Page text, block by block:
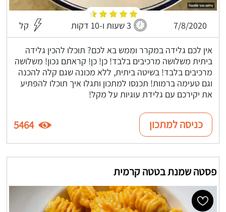
7/8/2020 3 שעות ו-10 דקות קל
אין לכם גלידה במקרר וממש בא לכם? תוכלו להכין גלידה
ביתית משלושה מרכיבים בלבד! כן! כן! קראתם נכון! משלושה
מרכיבים בלבד! בשיטה ביתית, ללא מכונה שגם קלה להכנה
וגם טעימה ברמות! תכנסו למתכון ותגלו איך תוכלו להפתיע
את יקירכם עם גלידת עוגיות על מקל!
כניסה למתכון 5464
פסטה שמנת בטטה קרמית